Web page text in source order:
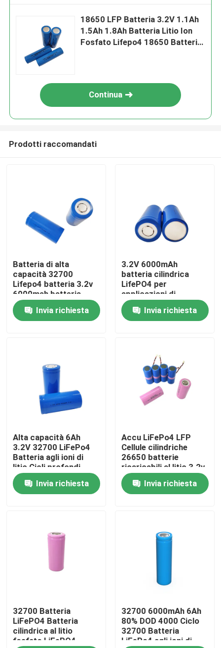
Prodotti
Chi siamo
Fatory Tour
Contattaci
Tutti i casi
Batteria dello ione LiFePO4 del litio
18650 LFP Batteria 3.2V 1.1Ah
1.5Ah 1.8Ah Batteria Litio Ion
Fosfato Lifepo4 18650 Batteria
Continua
Prodotti raccomandati
Batteria di alta
capacità 32700
Lifepo4 batteria 3.2v
6000mah batteria
ricaricabile per ciclo
profondoInvia richiesta
3.2V 6000mAh
batteria cilindrica
LifePO4 per
applicazioni di
stoccaggio
dell'energiaInvia richiesta
Alta capacità 6Ah
3.2V 32700 LiFePo4
Batteria agli ioni di
litio Cicli profondi
6000mAh
Invia richiesta
Accu LiFePo4 LFP
Cellule cilindriche
26650 batterie
ricaricabili al litio 3.2v
2500mah 2800mah
3400mahInvia richiesta
32700 Batteria
LiFePO4 Batteria
cilindrica al litio
fosfato LiFePO4
32700 6000mAh 6Ah
80% DOD 4000 Ciclo
32700 Batteria
LiFePo4 agli ioni di